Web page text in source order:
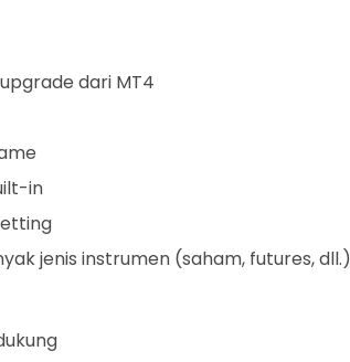
dari MT4
in
jenis instrumen (saham, futures, dll.)